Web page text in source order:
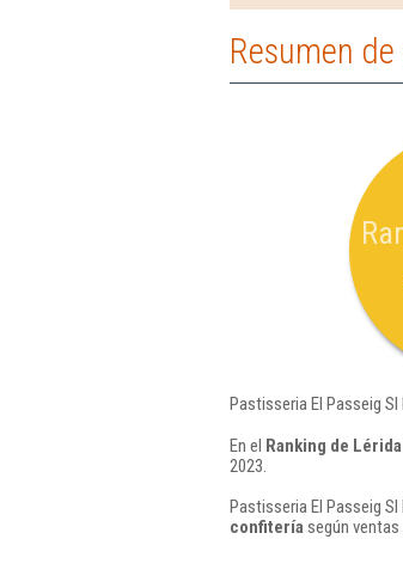
Resumen
Pastisseria El Passeig
En el Ranking de Lérida
2023.
Pastisseria El Passeig
confiteríasegún